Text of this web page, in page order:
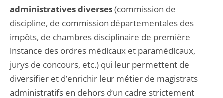
administratives diverses(commission de
discipline, de commission départementales des
impôts, de chambres disciplinaire de première
instance des ordres médicaux et paramédicaux,
jurys de concours, etc.) qui leur permettent de
diversifier et d’enrichir leur métier de magistrats
administratifs en dehors d’un cadre strictement